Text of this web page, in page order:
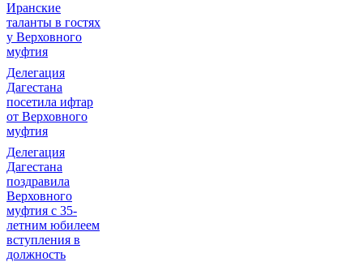
Иранские
таланты в гостях
у Верховного
муфтия
Делегация
Дагестана
посетила ифтар
от Верховного
муфтия
Делегация
Дагестана
поздравила
Верховного
муфтия с 35-
летним юбилеем
вступления в
должность